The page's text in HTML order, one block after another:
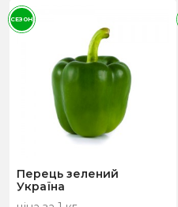
Перець зелений
Україна
СЕЗОН